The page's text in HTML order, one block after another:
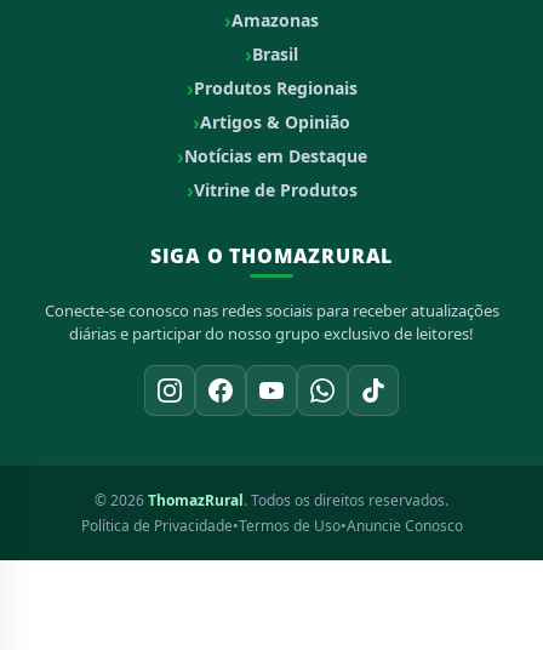
Amazonas
Brasil
Produtos Regionais
Artigos & Opinião
Notícias em Destaque
Vitrine de Produtos
SIGA O THOMAZRURAL
Conecte-se conosco nas redes sociais para receber atualizações
diárias e participar do nosso grupo exclusivo de leitores!
© 2026ThomazRural. Todos os direitos reservados.
Política de Privacidade•Termos de Uso•Anuncie Conosco